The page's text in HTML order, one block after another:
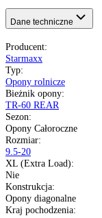
Turcja
Opony diagonalne
8 PR - liczba płócien
pełna specyfikacja
Transport gratis
Szybka wysyłka
14 dni na zwrot
Kup opony na raty
Opis produktu